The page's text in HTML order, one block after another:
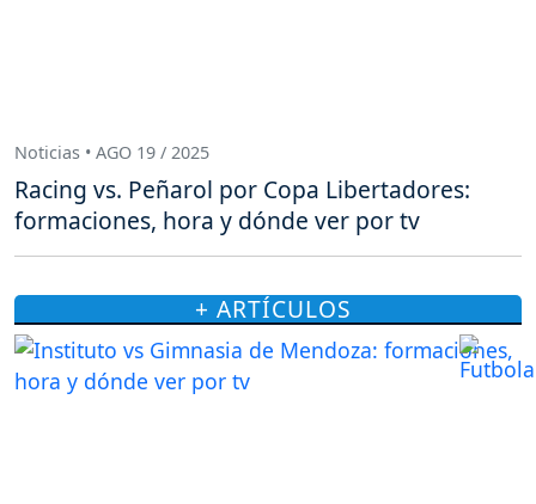
Noticias • AGO 19 / 2025
Racing vs. Peñarol por Copa Libertadores:
formaciones, hora y dónde ver por tv
+ ARTÍCULOS